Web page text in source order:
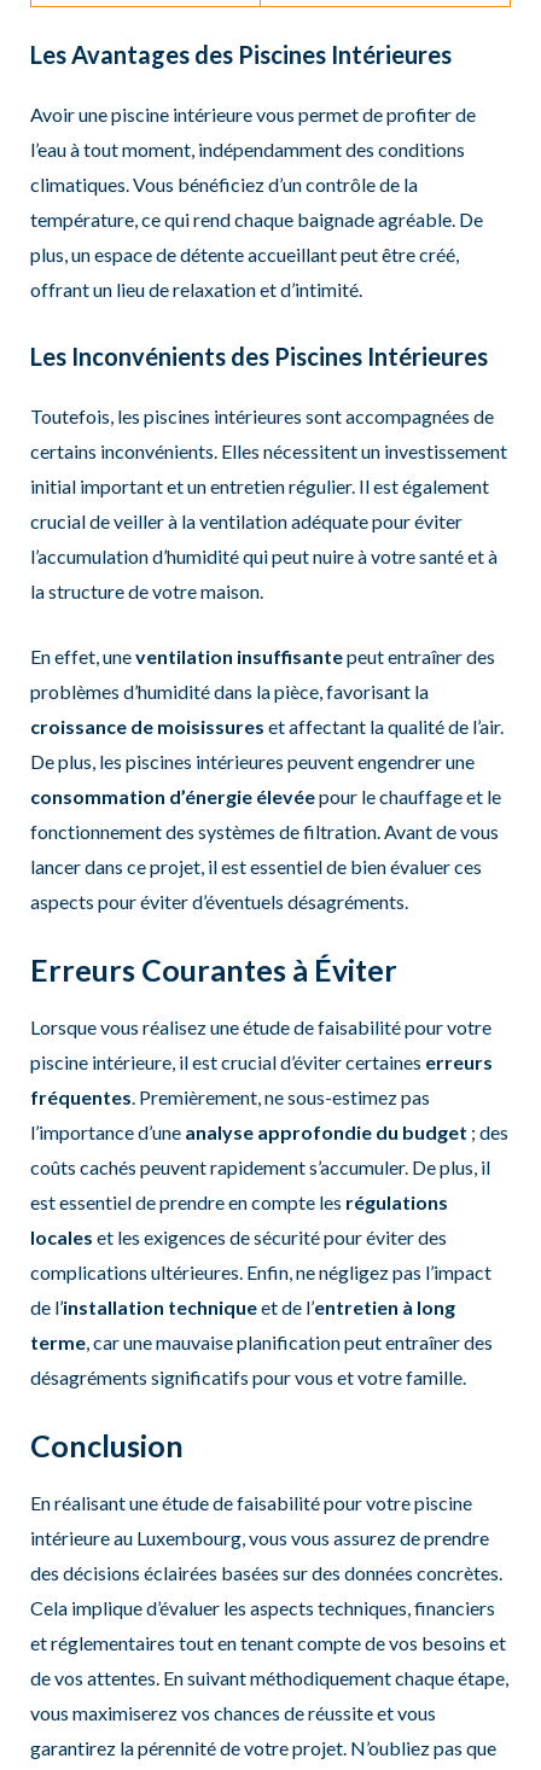
Les Avantages des Piscines Intérieures
Avoir une piscine intérieure vous permet de profiter de
l’eau à tout moment, indépendamment des conditions
climatiques. Vous bénéficiez d’un contrôle de la
température, ce qui rend chaque baignade agréable. De
plus, un espace de détente accueillant peut être créé,
offrant un lieu de relaxation et d’intimité.
Les Inconvénients des Piscines Intérieures
Toutefois, les piscines intérieures sont accompagnées de
certains inconvénients. Elles nécessitent un investissement
initial important et un entretien régulier. Il est également
crucial de veiller à la ventilation adéquate pour éviter
l’accumulation d’humidité qui peut nuire à votre santé et à
la structure de votre maison.
En effet, uneventilation insuffisantepeut entraîner des
problèmes d’humidité dans la pièce, favorisant la
croissance de moisissures et affectant la qualité de l’air.
De plus, les piscines intérieures peuvent engendrer une
consommation d’énergie élevéepour le chauffage et le
fonctionnement des systèmes de filtration. Avant de vous
lancer dans ce projet, il est essentiel de bien évaluer ces
aspects pour éviter d’éventuels désagréments.
Erreurs Courantes à Éviter
Lorsque vous réalisez une étude de faisabilité pour votre
piscine intérieure, il est crucial d’éviter certaines erreurs
fréquentes. Premièrement, ne sous-estimez pas
l’importance d’une analyse approfondie du budget ; des
coûts cachés peuvent rapidement s’accumuler. De plus, il
est essentiel de prendre en compte les régulations
locales et les exigences de sécurité pour éviter des
complications ultérieures. Enfin, ne négligez pas l’impact
de l’installation techniqueet de l’entretien à long
terme, car une mauvaise planification peut entraîner des
désagréments significatifs pour vous et votre famille.
Conclusion
En réalisant une étude de faisabilité pour votre piscine
intérieure au Luxembourg, vous vous assurez de prendre
des décisions éclairées basées sur des données concrètes.
Cela implique d’évaluer les aspects techniques, financiers
et réglementaires tout en tenant compte de vos besoins et
de vos attentes. En suivant méthodiquement chaque étape,
vous maximiserez vos chances de réussite et vous
garantirez la pérennité de votre projet. N’oubliez pas que